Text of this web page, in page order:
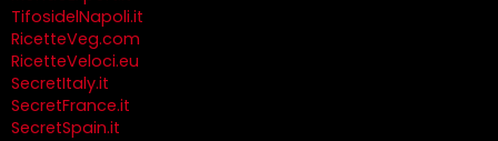
TifosidelNapoli.it
RicetteVeg.com
RicetteVeloci.eu
SecretItaly.it
SecretFrance.it
SecretSpain.it